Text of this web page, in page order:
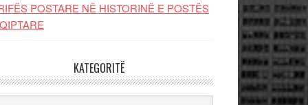
POSTARE NË HISTORINË E POSTËS
KATEGORITË